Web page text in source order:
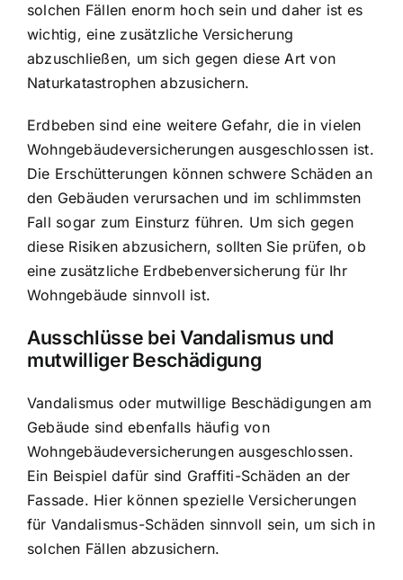
solchen Fällen enorm hoch sein und daher ist es
wichtig, eine zusätzliche Versicherung
abzuschließen, um sich gegen diese Art von
Naturkatastrophen abzusichern.
Erdbeben sind eine weitere Gefahr, die in vielen
Wohngebäudeversicherungen ausgeschlossen ist.
Die Erschütterungen können schwere Schäden an
den Gebäuden verursachen und im schlimmsten
Fall sogar zum Einsturz führen. Um sich gegen
diese Risiken abzusichern, sollten Sie prüfen, ob
eine zusätzliche Erdbebenversicherung für Ihr
Wohngebäude sinnvoll ist.
Ausschlüsse bei Vandalismus und
mutwilliger Beschädigung
Vandalismus oder mutwillige Beschädigungen am
Gebäude sind ebenfalls häufig von
Wohngebäudeversicherungen ausgeschlossen.
Ein Beispiel dafür sind Graffiti-Schäden an der
Fassade. Hier können spezielle Versicherungen
für Vandalismus-Schäden sinnvoll sein, um sich in
solchen Fällen abzusichern.